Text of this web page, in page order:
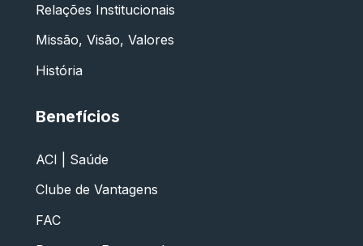
Relações Institucionais
Missão, Visão, Valores
História
Benefícios
ACI | Saúde
Clube de Vantagens
FAC